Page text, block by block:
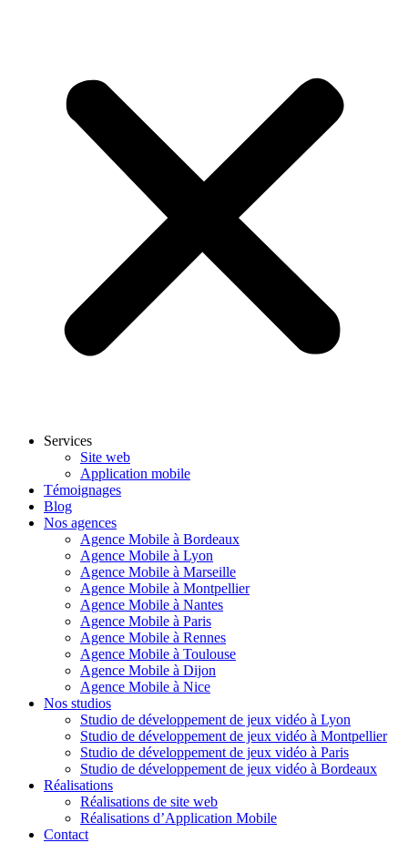
Services
Site web
Application mobile
Témoignages
Blog
Nos agences
Agence Mobile à Bordeaux
Agence Mobile à Lyon
Agence Mobile à Marseille
Agence Mobile à Montpellier
Agence Mobile à Nantes
Agence Mobile à Paris
Agence Mobile à Rennes
Agence Mobile à Toulouse
Agence Mobile à Dijon
Agence Mobile à Nice
Nos studios
Studio de développement de jeux vidéo à Lyon
Studio de développement de jeux vidéo à Montpellier
Studio de développement de jeux vidéo à Paris
Studio de développement de jeux vidéo à Bordeaux
Réalisations
Réalisations de site web
Réalisations d’Application Mobile
Contact